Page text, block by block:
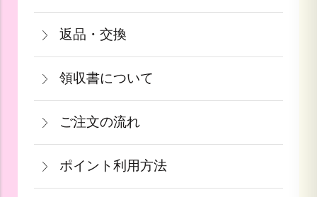
北海道：1,540円(税込)
沖縄：2,750円(税込)
※クール便の場合は送料＋クール代金
440円（税込）
ン決済）・auPAY・d払い・auかんたん
決済・ソフトバンクまとめて支払いがご
利用頂けます。
≪デビットカードを御使用の場合≫
カードの特性上、ご注文時点でお支払い
通常在庫がある商品につきましては、ご
注文から2～5営業日で発送致します。
果物や予約ギフトについては出荷時期が
参りましたら、ご予約順に発送いたしま
す。
返品・交換
商品が食品等の場合は、お客様のお手元
に到着後の返品は基本的にお受け出来ま
せん。但し、発送中の破損や不良品、あ
るいはご注文と違う商品が届いた場合
は、お手数ですが商品到着後３日以内に
当店までご連絡下さい。
領収書について
領収書をご希望のお客様は、ご注文画面
の備考欄にてお知らせ下さい。なお、お
支払い方法にて領収書の形態が異なりま
す。
ご注文の流れ
一部出荷が遅れる商品に関してはメール
にて納期のご連絡をいたします。
青果ギフト対応商品につきましてはお届
ポイント利用方法
会員登録をされたお客様はポイントを利